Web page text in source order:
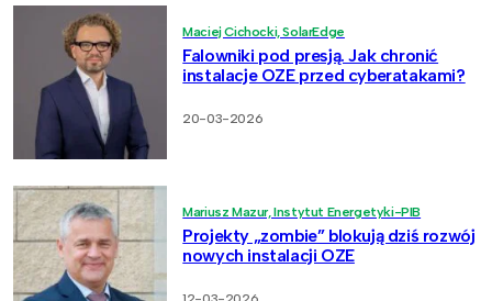
Maciej Cichocki, SolarEdge
Falowniki pod presją. Jak chronić
instalacje OZE przed cyberatakami?
20-03-2026
Mariusz Mazur, Instytut Energetyki-PIB
Projekty „zombie” blokują dziś rozwój
nowych instalacji OZE